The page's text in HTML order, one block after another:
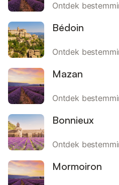
Ontdek
Bédoin
Ontdek
Mazan
Ontdek
Bonnieux
Ontdek
Mormoiron